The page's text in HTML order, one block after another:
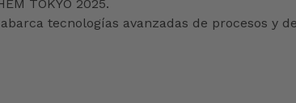
TOKYO 2025.
tecnologías avanzadas de procesos y